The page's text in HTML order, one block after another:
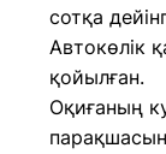
сотқа
Автокөлік
қойылған.
Оқиғаның